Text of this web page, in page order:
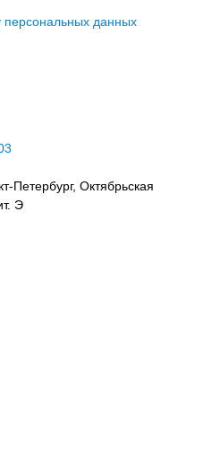
персональных данных
Петербург, Октябрьская
Э